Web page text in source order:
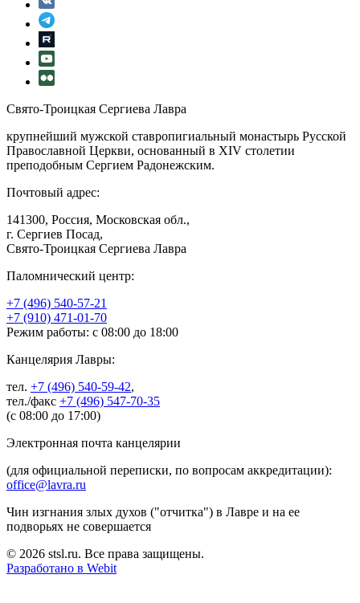
Свято-Троицкая Сергиева Лавра
крупнейший мужской ставропигиальный монастырь Русской
Православной Церкви, основанный в XIV столетии
преподобным Сергием Радонежским.
Почтовый адрес:
141300, Россия, Московская обл.,
г. Сергиев Посад,
Свято-Троицкая Сергиева Лавра
Паломнический центр:
+7 (496) 540-57-21
+7 (910) 471-01-70
Режим работы: с 08:00 до 18:00
Канцелярия Лавры:
тел. +7 (496) 540-59-42,
тел./факс +7 (496) 547-70-35
(с 08:00 до 17:00)
Электронная почта канцелярии
(для официальной переписки, по вопросам аккредитации):
office@lavra.ru
Чин изгнания злых духов ("отчитка") в Лавре и на ее
подворьях не совершается
© 2026 stsl.ru. Все права защищены.
Разработано в Webit